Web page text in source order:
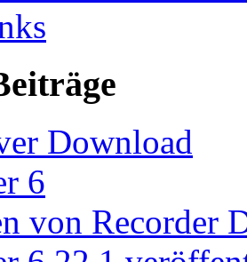
Download
6
von Recorder